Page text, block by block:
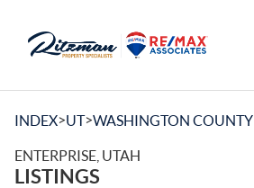
INDEX>UT>WASHINGTON COUNTY
ENTERPRISE, UTAH
LISTINGS